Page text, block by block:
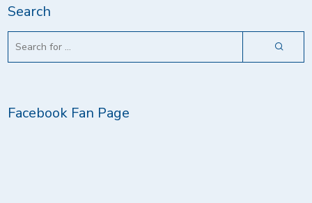
Search
Facebook Fan Page